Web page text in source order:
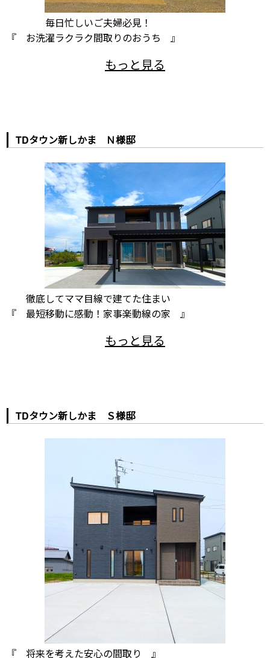
毎日忙しいご夫婦必見！
『 お洗濯ラクラク間取りのおうち 』
TDタウン新しかま Ｎ様邸
徹底してママ目線で建てた住まい
『 最短移動に感動！家事楽動線の家 』
TDタウン新しかま Ｓ様邸
『 将来を考えた安心の間取り 』